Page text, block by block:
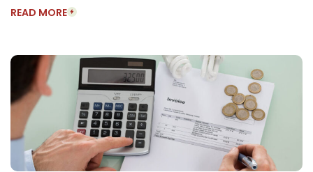
READ MORE